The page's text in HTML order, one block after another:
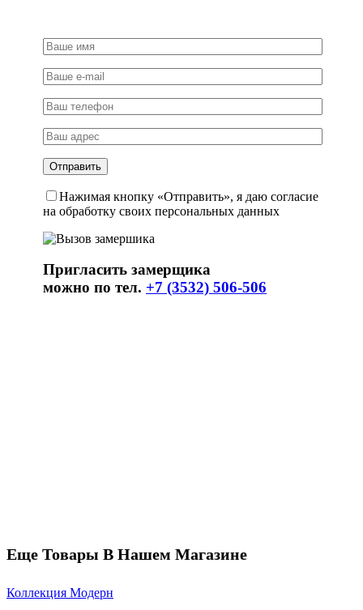
Нажимая кнопку «Отправить», я даю согласие
на обработку своих персональных данных
Пригласить замерщика
можно по тел. +7 (3532) 506-506
Еще Товары В Нашем Магазине
Коллекция Модерн